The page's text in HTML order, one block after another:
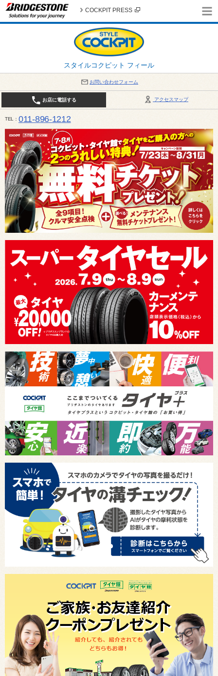
スタイルコクピット フィール
COCKPIT PRESS
お問い合わせフォーム
アクセスマップ
お店に電話する
TEL 011-896-1212
平日・日・祝日：作業受付10:00～17:30 、商談受付は10:00～18:00 まで 営業時間は10:00～
受け出来ない場合がございます。店舗までお問い合わせください。電話も込み合うことが予想さ
日：2026年8月の定休日 毎週 火曜日と水曜日 8月10日(月曜日) から 8月14日(金曜